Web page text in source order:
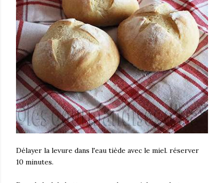
Délayer la levure dans l'eau tiède avec le miel. réserver
10 minutes.